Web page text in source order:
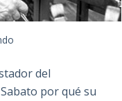
del
por qué su